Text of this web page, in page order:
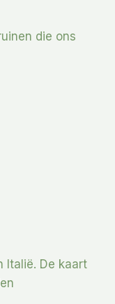
die ons
Italië. De kaart